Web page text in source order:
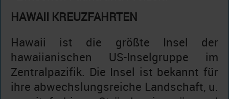
HAWAII KREUZFAHRTEN
Hawaii ist die größte Insel der
hawaiianischen US-Inselgruppe im
Zentralpazifik. Die Insel ist bekannt für
ihre abwechslungsreiche Landschaft, u.